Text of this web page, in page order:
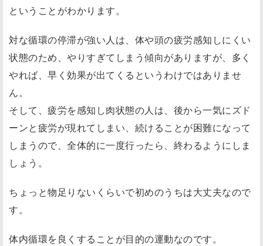
ということがわかります。
対な循環の停滞が強い人は、体や頭の疲労感知しにくい
状態のため、やりすぎてしまう傾向がありますが、多く
やれば、早く効果が出てくるというわけではありませ
ん。
そして、疲労を感知し肉状態の人は、後から一気にズド
ーンと疲労が現れてしまい、続けることが困難になって
しまうので、全体的に一度行ったら、終わるようにしま
しょう。
ちょっと物足りないくらいで初めのうちは大丈夫なので
す。
体内循環を良くすることが目的の運動なのです。